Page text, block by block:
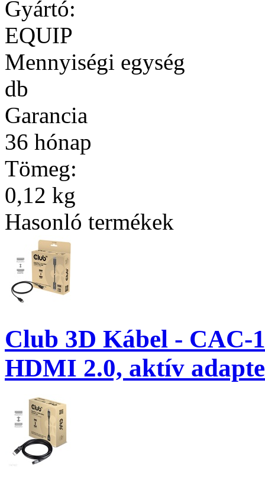
Gyártó:
EQUIP
Mennyiségi egység
db
Garancia
36 hónap
Tömeg:
0,12 kg
Hasonló termékek
Club 3D Kábel - CAC-
HDMI 2.0, aktív